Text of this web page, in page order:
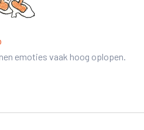
emoties vaak hoog oplopen.